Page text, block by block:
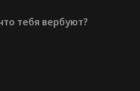
тебя вербуют?